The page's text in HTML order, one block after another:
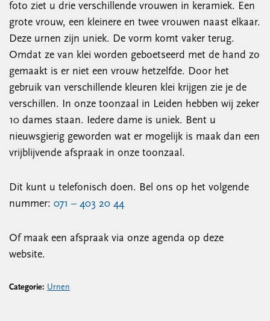
foto ziet u drie verschillende vrouwen in keramiek. Een
grote vrouw, een kleinere en twee vrouwen naast elkaar.
Deze urnen zijn uniek. De vorm komt vaker terug.
Omdat ze van klei worden geboetseerd met de hand zo
gemaakt is er niet een vrouw hetzelfde. Door het
gebruik van verschillende kleuren klei krijgen zie je de
verschillen. In onze toonzaal in Leiden hebben wij zeker
10 dames staan. Iedere dame is uniek. Bent u
nieuwsgierig geworden wat er mogelijk is maak dan een
vrijblijvende afspraak in onze toonzaal.
Dit kunt u telefonisch doen. Bel ons op het volgende
nummer: 071 – 403 20 44
Of maak een afspraak via onze agenda op deze
website.
Categorie: Urnen